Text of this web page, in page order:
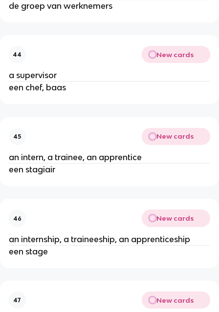
de groep van werknemers
44 New cards
a supervisor
een chef, baas
45 New cards
an intern, a trainee, an apprentice
een stagiair
46 New cards
an internship, a traineeship, an apprenticeship
een stage
47 New cards